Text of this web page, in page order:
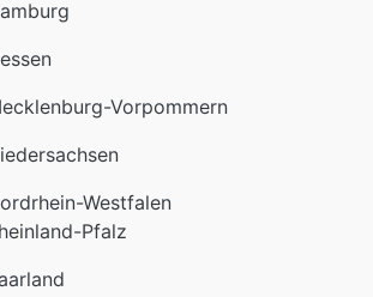
Vorpommern
Westfalen
Pfalz